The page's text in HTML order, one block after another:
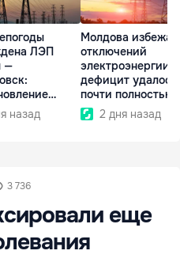
ЛЭП
—
недели
назад
Молдова
отключений
электроэнергии:
дефицит удалось
почти полностью
покрыть
2 дня назад
3 736
еще